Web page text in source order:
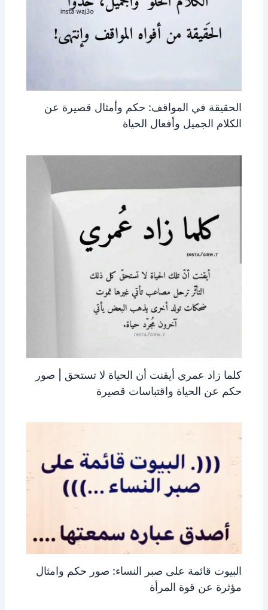
الحقيقة في المواقف: حكم وأمثال قصيرة عن
الكلام الجميل وأفعال الحياة
كلما زاد عمري أيقنت أن الحياة لا تستحق | صور
حكم عن الحياة واقتباسات قصيرة
البيوت قائمة على صبر النساء: صور حكم وامثال
مؤثرة عن قوة المرأة